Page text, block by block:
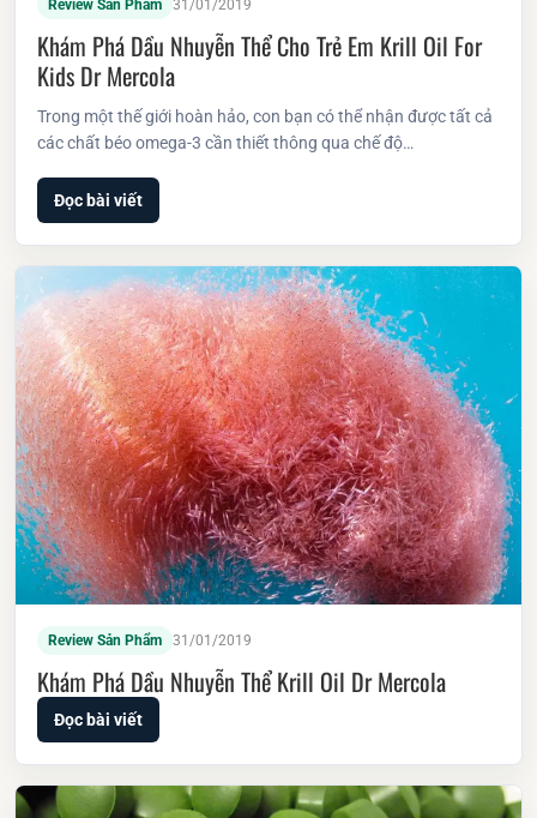
Review Sản Phẩm 31/01/2019
Khám Phá Dầu Nhuyễn Thể Cho Trẻ Em Krill Oil For
Kids Dr Mercola
Trong một thế giới hoàn hảo, con bạn có thể nhận được tất cả
các chất béo omega-3 cần thiết thông qua chế độ…
Đọc bài viết
Review Sản Phẩm 31/01/2019
Khám Phá Dầu Nhuyễn Thể Krill Oil Dr Mercola
Đọc bài viết